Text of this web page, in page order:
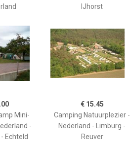
IJhorst
Mini-
-
Echteld
€ 15.45
Camping Natuurplezier -
Nederland - Limburg -
Reuver